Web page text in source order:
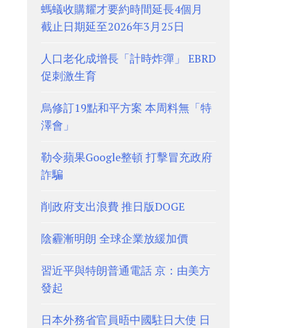
螞蟻收購耀才要約時間延長4個月
截止日期延至2026年3月25日
人口老化成增長「計時炸彈」 EBRD
促刺激生育
烏修訂19點和平方案 本周料無「特
澤會」
勒令蘋果Google整頓 打擊冒充政府
詐騙
削政府支出浪費 推日版DOGE
陰霾漸明朗 全球企業放緩加價
習近平與特朗普通電話 京：由美方
發起
日本外務省官員晤中國駐日大使 日